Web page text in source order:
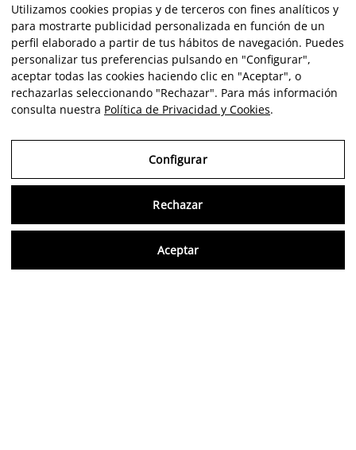
Utilizamos cookies propias y de terceros con fines analíticos y
para mostrarte publicidad personalizada en función de un
perfil elaborado a partir de tus hábitos de navegación. Puedes
personalizar tus preferencias pulsando en "Configurar",
aceptar todas las cookies haciendo clic en "Aceptar", o
rechazarlas seleccionando "Rechazar". Para más información
consulta nuestra Política de Privacidad y Cookies.
Configurar
Rechazar
Aceptar